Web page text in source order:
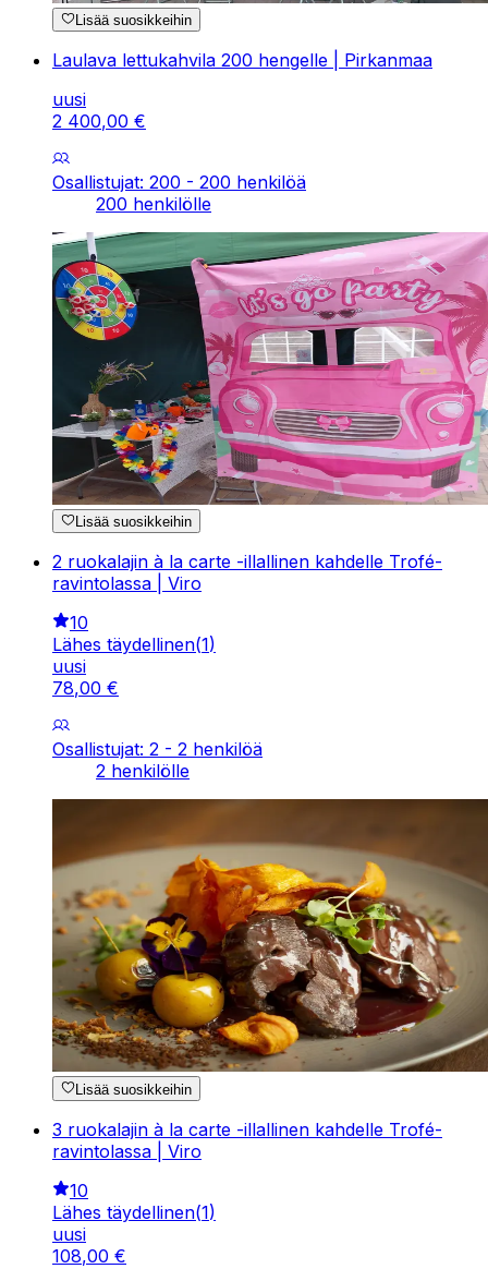
Lisää suosikkeihin
Laulava lettukahvila 200 hengelle | Pirkanmaa
uusi
2 400,00 €
Osallistujat: 200 - 200 henkilöä
200 henkilölle
Lisää suosikkeihin
2 ruokalajin à la carte -illallinen kahdelle Trofé-
ravintolassa | Viro
10
Lähes täydellinen(1)
uusi
78,00 €
Osallistujat: 2 - 2 henkilöä
2 henkilölle
Lisää suosikkeihin
3 ruokalajin à la carte -illallinen kahdelle Trofé-
ravintolassa | Viro
10
Lähes täydellinen(1)
uusi
108,00 €